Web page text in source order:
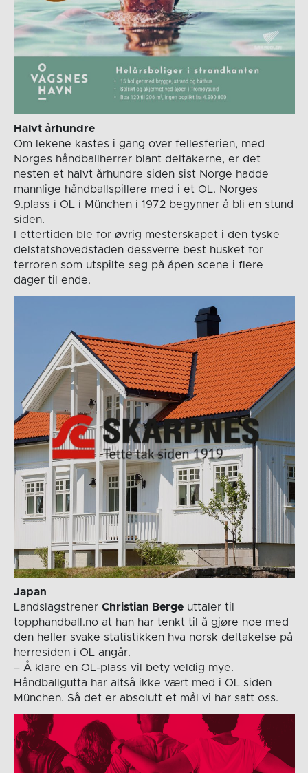
Halvt århundre
Om lekene kastes i gang over fellesferien, med
Norges håndballherrer blant deltakerne, er det
nesten et halvt århundre siden sist Norge hadde
mannlige håndballspillere med i et OL. Norges
9.plass i OL i München i 1972 begynner å bli en stund
siden.
I ettertiden ble for øvrig mesterskapet i den tyske
delstatshovedstaden dessverre best husket for
terroren som utspilte seg på åpen scene i flere
dager til ende.
Japan
Landslagstrener Christian Bergeuttaler til
topphandball.no at han har tenkt til å gjøre noe med
den heller svake statistikken hva norsk deltakelse på
herresiden i OL angår.
– Å klare en OL-plass vil bety veldig mye.
Håndballgutta har altså ikke vært med i OL siden
München. Så det er absolutt et mål vi har satt oss.